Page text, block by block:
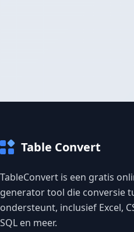
Table Convert
TableConvert is een gratis
generator tool die conversie
ondersteunt, inclusief Excel,
SQL en meer.